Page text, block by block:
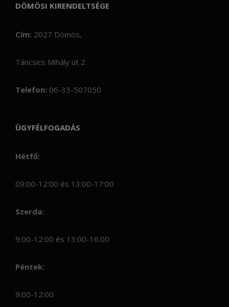
DÖMÖSI KIRENDELTSÉGE
Cím: 2027 Dömös,
Táncsics Mihály út 2.
Telefon: 06-33-507050
ÜGYFÉLFOGADÁS
Hétfő:
09:00-12:00 és 13:00-17:00
Szerda:
9:00-12:00 és 13:00-16:00
Péntek:
9:00-12:00